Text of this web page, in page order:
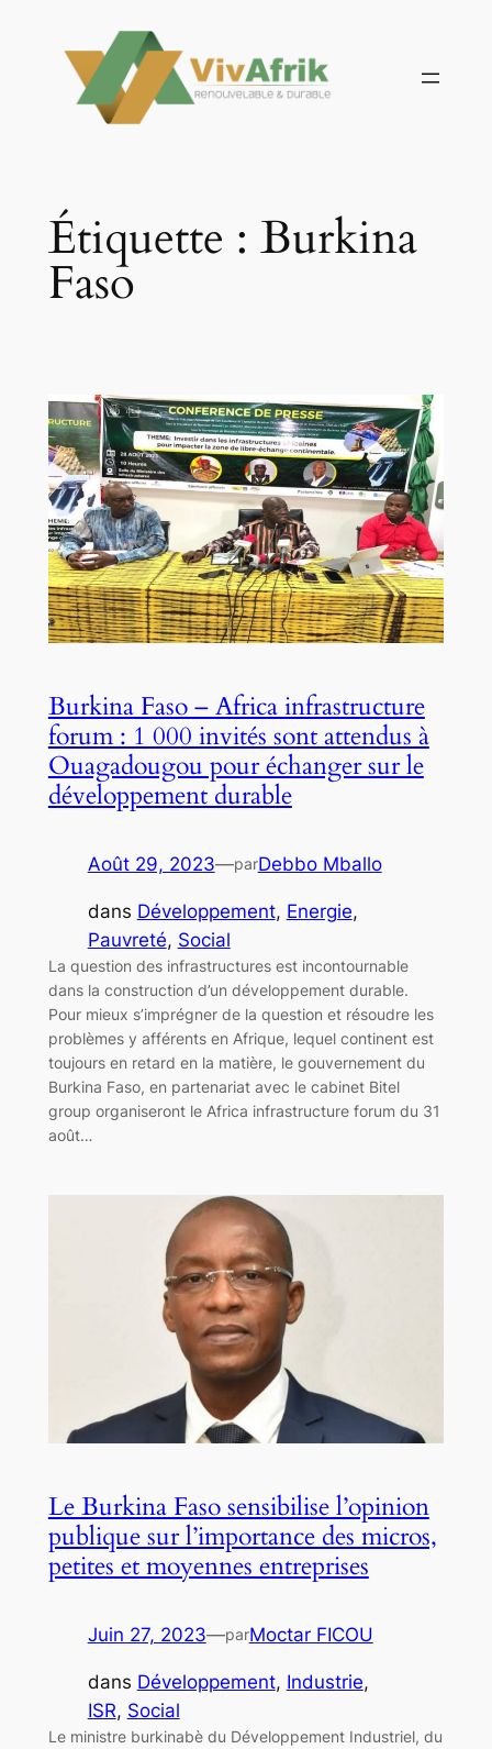
contenu
Étiquette : Burkina
Faso
Burkina Faso – Africa infrastructure
forum : 1 000 invités sont attendus à
Ouagadougou pour échanger sur le
développement durable
Août 29, 2023—parDebbo Mballo
dans Développement, Energie
Pauvreté, Social
La question des infrastructures est incontournable
dans la construction d’un développement durable.
Pour mieux s’imprégner de la question et résoudre les
problèmes y afférents en Afrique, lequel continent est
toujours en retard en la matière, le gouvernement du
Burkina Faso, en partenariat avec le cabinet Bitel
group organiseront le Africa infrastructure forum du 31
août…
Le Burkina Faso sensibilise l’opinion
publique sur l’importance des micros,
petites et moyennes entreprises
Juin 27, 2023—parMoctar FICOU
dans Développement, Industrie
ISR, Social
Le ministre burkinabè du Développement Industriel, du